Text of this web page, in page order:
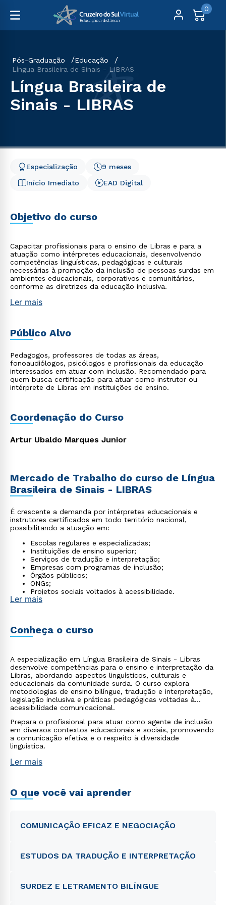
0
Pós-Graduação
Educação
Língua Brasileira de Sinais - LIBRAS
Língua Brasileira de
Sinais - LIBRAS
Início Imediato
9 meses
Especialização
EAD Digital
Objetivo do curso
Capacitar profissionais para o ensino de Libras e para a
atuação como intérpretes educacionais, desenvolvendo
competências linguísticas, pedagógicas e culturais
necessárias à promoção da inclusão de pessoas surdas em
ambientes educacionais, corporativos e comunitários,
conforme as diretrizes da educação inclusiva.
Ler mais
Público Alvo
Pedagogos, professores de todas as áreas,
fonoaudiólogos, psicólogos e profissionais da educação
interessados em atuar com inclusão. Recomendado para
quem busca certificação para atuar como instrutor ou
intérprete de Libras em instituições de ensino.
Coordenação do Curso
Artur Ubaldo Marques Junior
Mercado de Trabalho do curso de Língua
Brasileira de Sinais - LIBRAS
É crescente a demanda por intérpretes educacionais e
instrutores certificados em todo território nacional,
possibilitando a atuação em:
Escolas regulares e especializadas;
Instituições de ensino superior;
Serviços de tradução e interpretação;
Empresas com programas de inclusão;
Órgãos públicos;
ONGs;
Projetos sociais voltados à acessibilidade.
Ler mais
Conheça o curso
A especialização em Língua Brasileira de Sinais - Libras
desenvolve competências para o ensino e interpretação da
Libras, abordando aspectos linguísticos, culturais e
educacionais da comunidade surda. O curso explora
metodologias de ensino bilíngue, tradução e interpretação,
legislação inclusiva e práticas pedagógicas voltadas à
acessibilidade comunicacional.
Prepara o profissional para atuar como agente de inclusão
em diversos contextos educacionais e sociais, promovendo
a comunicação efetiva e o respeito à diversidade
linguística.
Ler mais
O que você vai aprender
COMUNICAÇÃO EFICAZ E NEGOCIAÇÃO
ESTUDOS DA TRADUÇÃO E INTERPRETAÇÃO
SURDEZ E LETRAMENTO BILÍNGUE